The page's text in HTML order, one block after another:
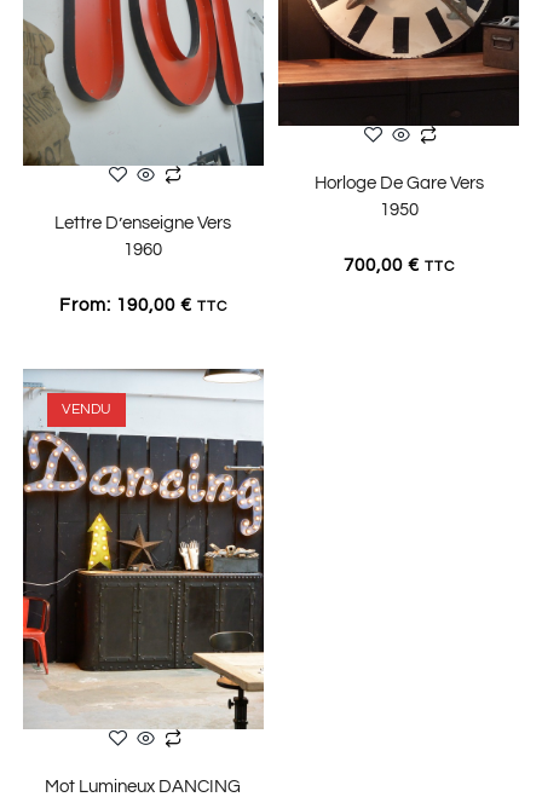
Lettre D’enseigne Vers
1960
From: 190,00 € TTC
Horloge De Gare Vers
1950
700,00 € TTC
VENDU
Mot Lumineux DANCING